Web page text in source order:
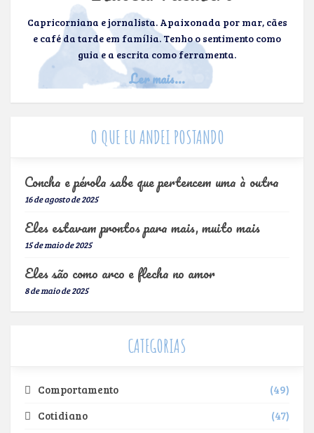
Capricorniana e jornalista. Apaixonada por mar, cães
e café da tarde em família. Tenho o sentimento como
guia e a escrita como ferramenta.
Ler mais...
O QUE EU ANDEI POSTANDO
Concha e pérola sabe que pertencem uma à outra
16 de agosto de 2025
Eles estavam prontos para mais, muito mais
15 de maio de 2025
Eles são como arco e flecha no amor
8 de maio de 2025
CATEGORIAS
Comportamento
49
Cotidiano
47